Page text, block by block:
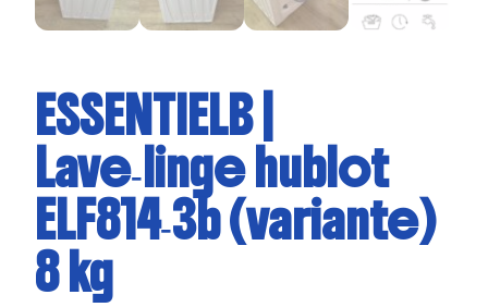
ESSENTIELB |
Lave‑linge hublot
ELF814‑3b (variante)
8 kg